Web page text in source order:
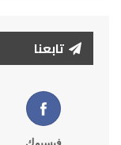
تابعنا
فيسبوك